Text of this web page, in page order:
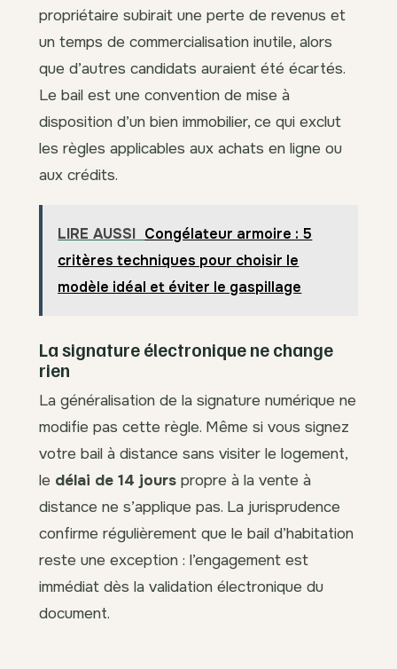
propriétaire subirait une perte de revenus et
un temps de commercialisation inutile, alors
que d’autres candidats auraient été écartés.
Le bail est une convention de mise à
disposition d’un bien immobilier, ce qui exclut
les règles applicables aux achats en ligne ou
aux crédits.
LIRE AUSSI Congélateur armoire : 5
critères techniques pour choisir le
modèle idéal et éviter le gaspillage
La signature électronique ne change
rien
La généralisation de la signature numérique ne
modifie pas cette règle. Même si vous signez
votre bail à distance sans visiter le logement,
le délai de 14 jours propre à la vente à
distance ne s’applique pas. La jurisprudence
confirme régulièrement que le bail d’habitation
reste une exception : l’engagement est
immédiat dès la validation électronique du
document.